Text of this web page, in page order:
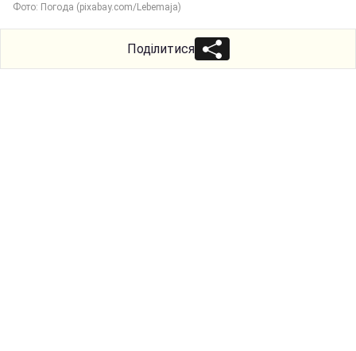
Фото: Погода (pixabay.com/Lebemaja)
Поділитися